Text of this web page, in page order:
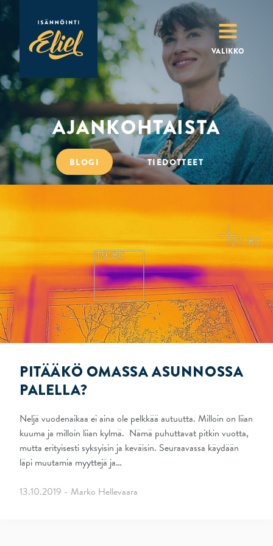
MENU
VALIKKO
AJANKOHTAISTA
BLOGI TIEDOTTEET
PITÄÄKÖ OMASSA ASUNNOSSA
PALELLA?
Neljä vuodenaikaa ei aina ole pelkkää autuutta. Milloin on liian
kuuma ja milloin liian kylmä. Nämä puhuttavat pitkin vuotta,
mutta erityisesti syksyisin ja keväisin. Seuraavassa käydään
läpi muutamia myyttejä ja…
13.10.2019 - Marko Hellevaara